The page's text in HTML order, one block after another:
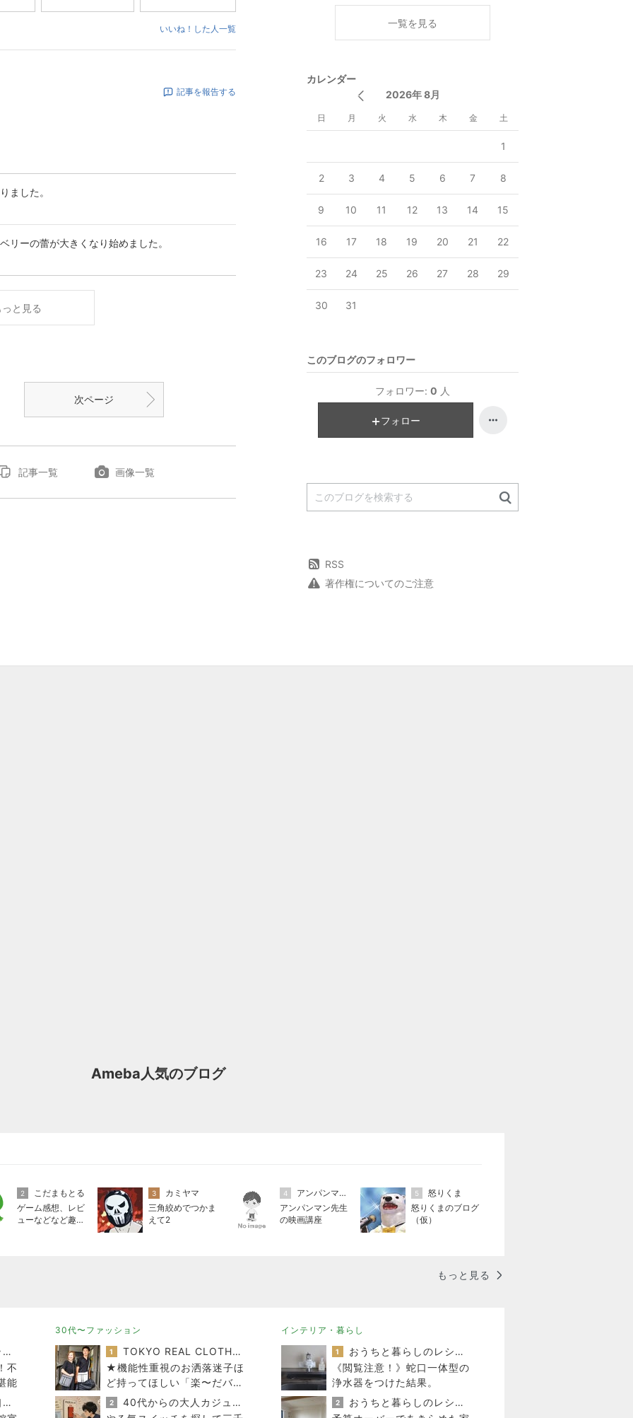
いいね！した人一覧
記事を報告する
ました。
リーの蕾が大きくなり始めました。
っと見る
次ページ
記事一覧 画像一覧
一覧を見る
カレンダー
2026年 8月
日 月 火 水 木 金 土
1
2 3 4 5 6 7 8
9 10 11 12 13 14 15
16 17 18 19 20 21 22
23 24 25 26 27 28 29
30 31
このブログのフォロワー
フォロワー: 0 人
フォロー
RSS
著作権についてのご注意
Ameba人気のブログ
2
こだまもとる
ゲーム感想、レビ
ューなどなど趣味
3
カミヤマ
三角絞めでつかま
えて2
4
アンパンマン先生の映画講座
アンパンマン先生
の映画講座
5
怒りくま
怒りくまのブログ
（仮）
もっと見る
アッキーのデカ盛りライフ
不
能
下町マリーンズ・一口馬主・立ち飲み・立ち食いそば
30代〜ファッション
1
TOKYO REAL CLOTHES 大人世代のリアルクローズ
★機能性重視のお洒落迷子ほ
ど持ってほしい「楽〜だバッ
グ」
2
40代からの大人カジュアルを品良く着こなすファッションブログ
インテリア・暮らし
1
おうちと暮らしのレシピ 〜HOME&LIFE〜
《閲覧注意！》蛇口一体型の
浄水器をつけた結果。
2
おうちと暮らしのレシピ 〜HOME&LIFE〜